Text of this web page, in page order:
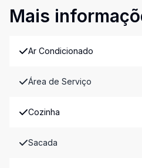
Mais
Ar Condicionado
Área de Serviço
Cozinha
Sacada